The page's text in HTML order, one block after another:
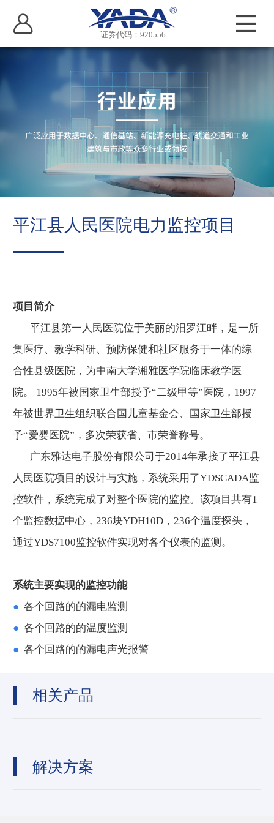
证券代码：920556
平江县人民医院电力监控项目
项目简介
平江县第一人民医院位于美丽的汨罗江畔，是一所
集医疗、教学科研、预防保健和社区服务于一体的综
合性县级医院，为中南大学湘雅医学院临床教学医
院。 1995年被国家卫生部授予“二级甲等”医院，1997
年被世界卫生组织联合国儿童基金会、国家卫生部授
予“爱婴医院”，多次荣获省、市荣誉称号。
广东雅达电子股份有限公司于2014年承接了平江县
人民医院项目的设计与实施，系统采用了YDSCADA监
控软件，系统完成了对整个医院的监控。该项目共有1
个监控数据中心，236块YDH10D，236个温度探头，
通过YDS7100监控软件实现对各个仪表的监测。
系统主要实现的监控功能
● 各个回路的的漏电监测
● 各个回路的的温度监测
● 各个回路的的漏电声光报警
相关产品
解决方案